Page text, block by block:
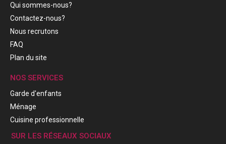
Qui sommes-nous?
Contactez-nous?
Nous recrutons
FAQ
Plan du site
NOS SERVICES
Garde d'enfants
Ménage
Cuisine professionnelle
SUR LES RÉSEAUX SOCIAUX